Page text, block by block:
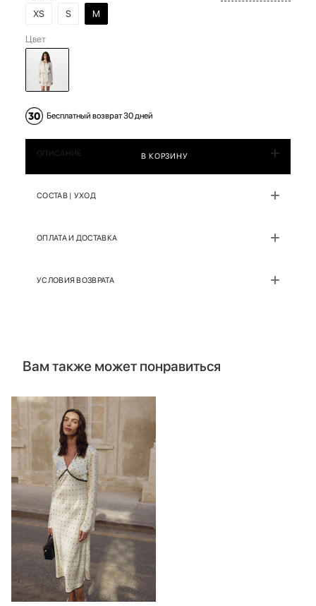
XS
S M
Цвет
Бесплатный возврат 30 дней
В КОРЗИНУ
ОПИСАНИЕ
СОСТАВ | УХОД
ОПЛАТА И ДОСТАВКА
УСЛОВИЯ ВОЗВРАТА
Вам также может понравиться